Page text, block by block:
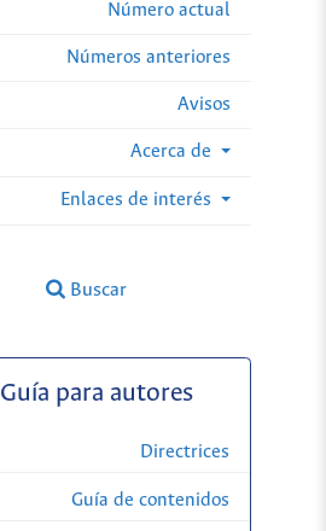
Número actual
Números anteriores
Avisos
Acerca de
Enlaces de interés
Buscar
Guía para autores
Directrices
Guía de contenidos